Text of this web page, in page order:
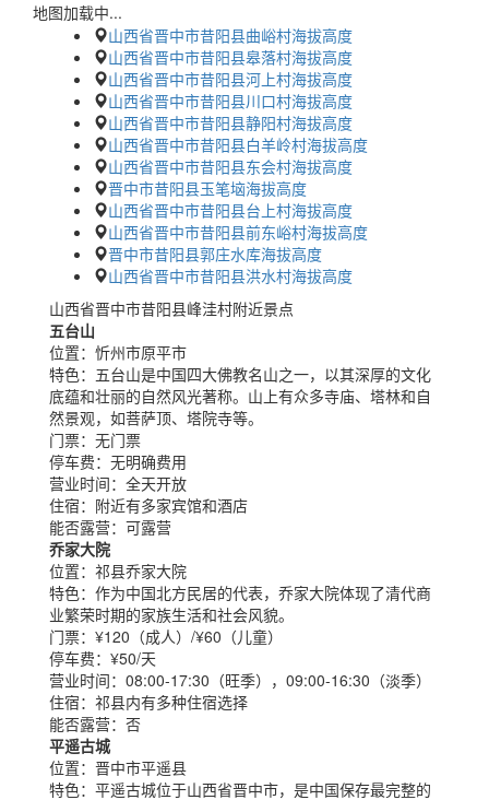
地图加载中...
山西省晋中市昔阳县曲峪村海拔高度
山西省晋中市昔阳县皋落村海拔高度
山西省晋中市昔阳县河上村海拔高度
山西省晋中市昔阳县川口村海拔高度
山西省晋中市昔阳县静阳村海拔高度
山西省晋中市昔阳县白羊岭村海拔高度
山西省晋中市昔阳县东会村海拔高度
晋中市昔阳县玉笔垴海拔高度
山西省晋中市昔阳县台上村海拔高度
山西省晋中市昔阳县前东峪村海拔高度
晋中市昔阳县郭庄水库海拔高度
山西省晋中市昔阳县洪水村海拔高度
山西省晋中市昔阳县峰洼村附近景点
五台山
位置： 忻州市原平市
特色： 五台山是中国四大佛教名山之一，以其深厚的文化
底蕴和壮丽的自然风光著称。山上有众多寺庙、塔林和自
然景观，如菩萨顶、塔院寺等。
门票： 无门票
停车费： 无明确费用
营业时间： 全天开放
住宿： 附近有多家宾馆和酒店
能否露营： 可露营
乔家大院
位置： 祁县乔家大院
特色： 作为中国北方民居的代表，乔家大院体现了清代商
业繁荣时期的家族生活和社会风貌。
门票： ¥120（成人）/¥60（儿童）
停车费： ¥50/天
营业时间： 08:00-17:30（旺季），09:00-16:30（淡季）
住宿： 祁县内有多种住宿选择
能否露营： 否
平遥古城
位置： 晋中市平遥县
特色： 平遥古城位于山西省晋中市，是中国保存最完整的